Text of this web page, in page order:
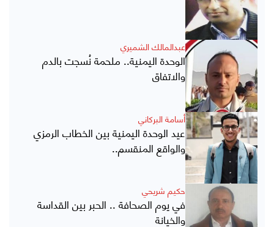
عبدالمالك الشميري
الوحدة اليمنية.. ملحمة نُسجت بالدم
والاتفاق
أسامة البركاني
عيد الوحدة اليمنية بين الخطاب الرمزي
والواقع المنقسم..
حكيم شريحي
في يوم الصحافة .. الحبر بين القداسة
والخيانة